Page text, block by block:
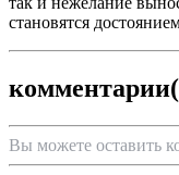
становятся
комментарии
Вы можете оставить